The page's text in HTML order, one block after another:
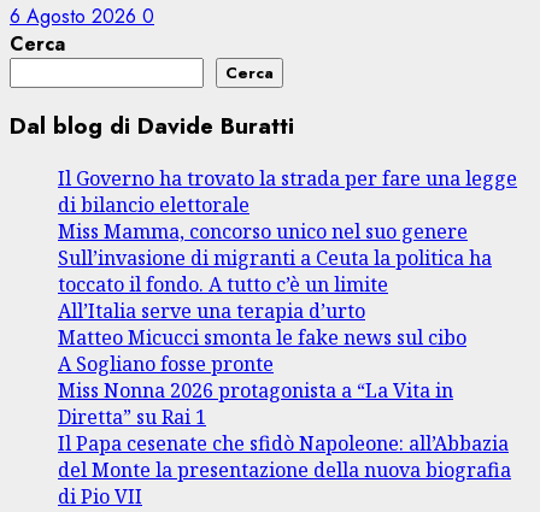
6 Agosto 2026 0
Cerca
Cerca
Dal blog di Davide Buratti
Il Governo ha trovato la strada per fare una legge
di bilancio elettorale
Miss Mamma, concorso unico nel suo genere
Sull’invasione di migranti a Ceuta la politica ha
toccato il fondo. A tutto c’è un limite
All’Italia serve una terapia d’urto
Matteo Micucci smonta le fake news sul cibo
A Sogliano fosse pronte
Miss Nonna 2026 protagonista a “La Vita in
Diretta” su Rai 1
Il Papa cesenate che sfidò Napoleone: all’Abbazia
del Monte la presentazione della nuova biografia
di Pio VII